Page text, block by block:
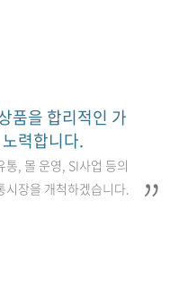
품을 합리적인 가
력합니다.
, 몰 운영, SI사업 등의
시장을 개척하겠습니다.